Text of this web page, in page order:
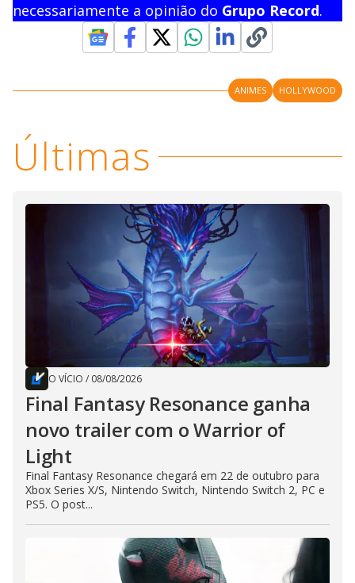
necessariamente a opinião do Grupo Record.
ANIMES HOLLYWOOD
Últimas
O VÍCIO / 08/08/2026
Final Fantasy Resonance ganha
novo trailer com o Warrior of
Light
Final Fantasy Resonance chegará em 22 de outubro para
Xbox Series X/S, Nintendo Switch, Nintendo Switch 2, PC e
PS5. O post...